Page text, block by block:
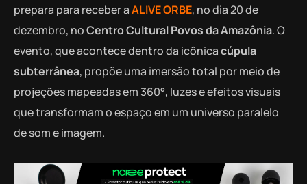
prepara para receber aALIVE ORBE, no dia 20 de
dezembro, noCentro Cultural Povos da Amazônia. O
evento, que acontece dentro da icônicacúpula
subterrânea, propõe uma imersão total por meio de
projeções mapeadas em 360°, luzes e efeitos visuais
que transformam o espaço em um universo paralelo
de som e imagem.